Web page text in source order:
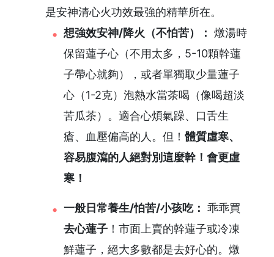
是安神清心火功效最強的精華所在。
想強效安神/降火（不怕苦）： 燉湯時
保留蓮子心（不用太多，5-10顆幹蓮
子帶心就夠），或者單獨取少量蓮子
心（1-2克）泡熱水當茶喝（像喝超淡
苦瓜茶）。適合心煩氣躁、口舌生
瘡、血壓偏高的人。但！ 體質虛寒、
容易腹瀉的人絕對別這麼幹！會更虛
寒！
一般日常養生/怕苦/小孩吃： 乖乖買
去心蓮子 ！市面上賣的幹蓮子或冷凍
鮮蓮子，絕大多數都是去好心的。燉